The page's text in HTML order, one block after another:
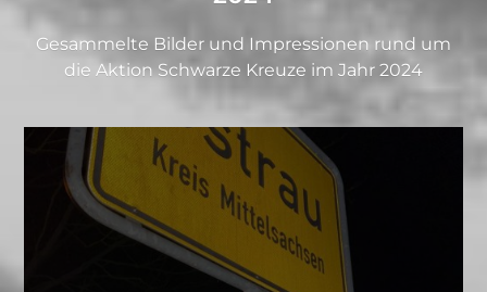
Gesammelte Bilder und Impressionen rund um
die Aktion Schwarze Kreuze im Jahr 2024